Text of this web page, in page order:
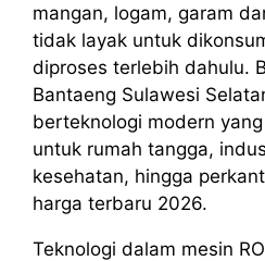
mangan, logam, garam
tidak layak untuk
diproses terlebih dahulu.
Bantaeng Sulawesi
berteknologi modern
untuk rumah tangga,
kesehatan, hingga
harga terbaru 2026.
Teknologi dalam mesin